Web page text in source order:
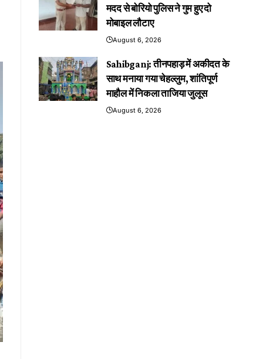
मदद से बोरियो पुलिस ने गुम हुए दो
मोबाइल लौटाए
August 6, 2026
Sahibganj: तीनपहाड़ में अकीदत के
साथ मनाया गया चेहल्लुम, शांतिपूर्ण
माहौल में निकला ताजिया जुलूस
August 6, 2026